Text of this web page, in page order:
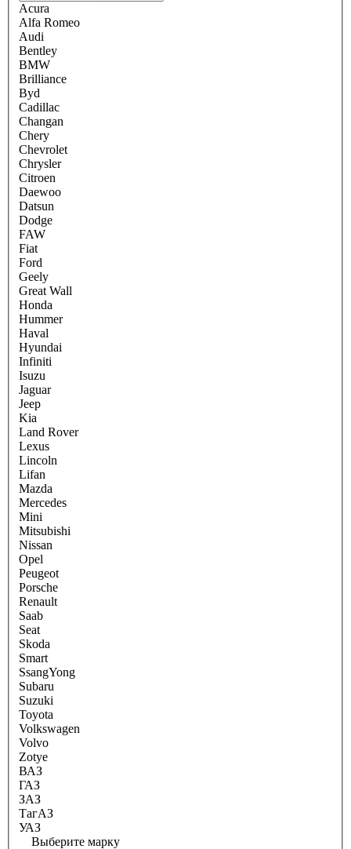
Acura
Alfa Romeo
Audi
Bentley
BMW
Brilliance
Byd
Cadillac
Changan
Chery
Chevrolet
Chrysler
Citroen
Daewoo
Datsun
Dodge
FAW
Fiat
Ford
Geely
Great Wall
Honda
Hummer
Haval
Hyundai
Infiniti
Isuzu
Jaguar
Jeep
Kia
Land Rover
Lexus
Lincoln
Lifan
Mazda
Mercedes
Mini
Mitsubishi
Nissan
Opel
Peugeot
Porsche
Renault
Saab
Seat
Skoda
Smart
SsangYong
Subaru
Suzuki
Toyota
Volkswagen
Volvo
Zotye
ВАЗ
ГАЗ
ЗАЗ
ТагАЗ
УАЗ
Выберите марку